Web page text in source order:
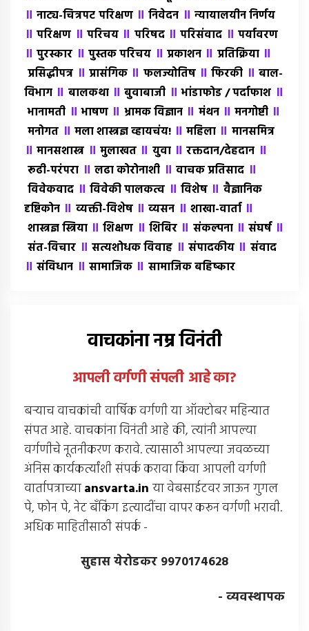
॥नाट्य-चित्रपट परिक्षण ॥निवेदन ॥ न्यायालयीन निर्णय
॥परिक्षण ॥ परिचय ॥ परिषद ॥परिसंवाद ॥ पर्यावरण
॥पुरस्कार ॥ पुस्तक परिचय ॥ प्रकाशन ॥ प्रतिक्रिया ॥
प्रसिद्धीपत्र ॥ प्रासंगिक ॥ फलज्योतिष ॥फिरकी ॥ बाल-
विभाग ॥ बालकथा ॥बुवाबाजी ॥भांडाफोड / पर्दाफाश ॥
भानामती ॥भाषण ॥ भ्रामक विज्ञान ॥ मंथन ॥मनगोष्टी ॥
मनोगत ॥ मला शास्त्रज्ञ व्हायचंय! ॥महिला ॥ मानसमित्र
॥मानसशास्त्र ॥ मुलाखत ॥ युवा ॥रक्तदान/देहदान ॥
रूढी-परंपरा ॥ लढा कोरोनाशी ॥ वाचक प्रतिसाद ॥
विवेकवाद ॥ विवेकी पालकत्व ॥ विशेष ॥ वैज्ञानिक
दृष्टिकोन ॥ व्यक्ती-विशेष ॥व्यसन ॥ शाखा-वार्ता ॥
शास्त्रज्ञ स्त्रिया ॥शिक्षण ॥ शिबिर ॥ संकल्पना ॥संघर्ष ॥
संत-विचार ॥ सत्यशोधक विवाह ॥ संपादकीय ॥ संवाद
॥संविधान ॥ सामाजिक ॥ सामाजिक बहिष्कार
वाचकांना नम्र विनंती
आपली वर्गणी संपली आहेका?
बर्‍याच वाचकांची वार्षिक वर्गणी या ऑक्टोबर महिन्यात
संपत आहे. वाचकांना विनंती आहे की, त्यांनी आपल्या
वर्गणीचे नूतनीकरण करावे. त्यासाठी आपल्या जवळच्या
अंनिस कार्यकर्त्यांशी संपर्क करावा किंवा आपली वर्गणी
वार्तापत्राच्याansvarta.in या वेबसाईटवर जाऊन गुगल
पे, फोन पे, नेट बँकिंग इत्यादींचा वापर करून वर्गणी भरावी.
अधिक माहितीसाठी संपर्क -
सुहास येरोडकर 9970174628
- व्यवस्थापक